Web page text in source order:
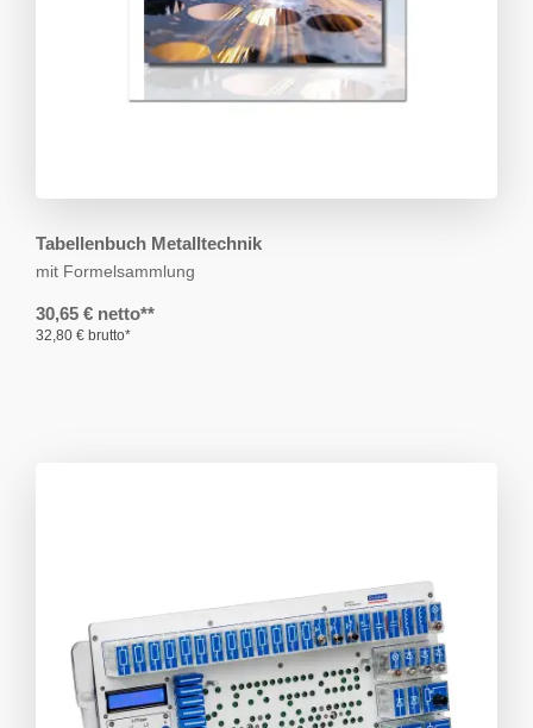
Tabellenbuch Metalltechnik
mit Formelsammlung
30,65 € netto**
32,80 € brutto*